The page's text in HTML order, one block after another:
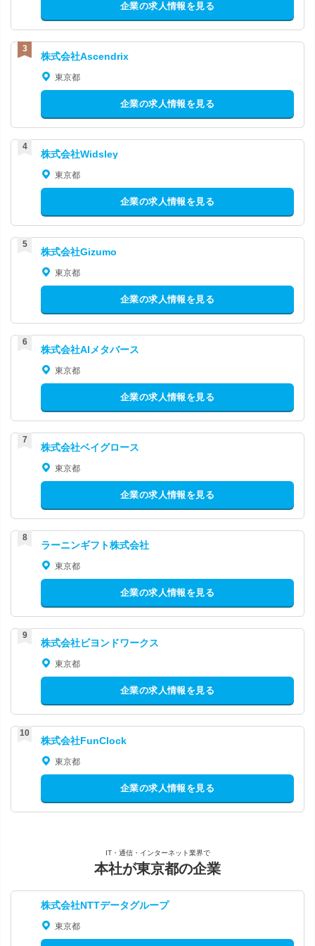
企業の求人情報を見る
株式会社Ascendrix
東京都
企業の求人情報を見る
株式会社Widsley
東京都
企業の求人情報を見る
株式会社Gizumo
東京都
企業の求人情報を見る
株式会社AIメタバース
東京都
企業の求人情報を見る
株式会社ベイグロース
東京都
企業の求人情報を見る
ラーニンギフト株式会社
東京都
企業の求人情報を見る
株式会社ビヨンドワークス
東京都
企業の求人情報を見る
株式会社FunClock
東京都
企業の求人情報を見る
IT・通信・インターネット業界で
本社が東京都の企業
株式会社NTTデータグループ
東京都